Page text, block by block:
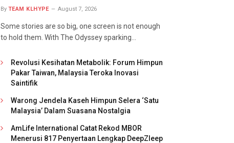
By TEAM KLHYPE August 7, 2026
Some stories are so big, one screen is not enough
to hold them. With The Odyssey sparking…
Revolusi Kesihatan Metabolik: Forum Himpun
Pakar Taiwan, Malaysia Teroka Inovasi
Saintifik
Warong Jendela Kaseh Himpun Selera ‘Satu
Malaysia’ Dalam Suasana Nostalgia
AmLife International Catat Rekod MBOR
Menerusi 817 Penyertaan Lengkap DeepZleep